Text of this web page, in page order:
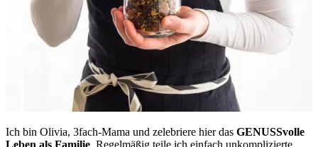
Ich bin Olivia, 3fach-Mama und zelebriere hier das GENUSSvolle
Leben als Familie . Regelmäßig teile ich einfach unkomplizierte